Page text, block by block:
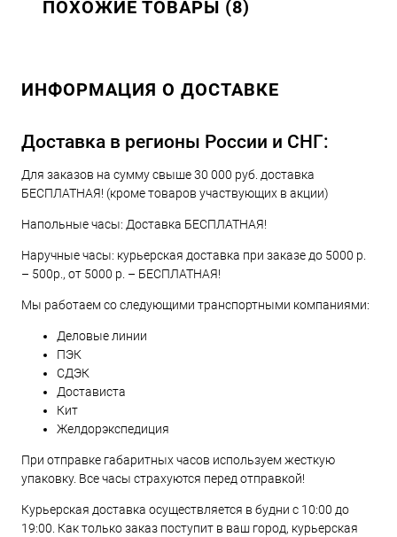
ПОХОЖИЕ ТОВАРЫ (8)
ИНФОРМАЦИЯ О ДОСТАВКЕ
Доставка в регионы России и СНГ:
Для заказов на сумму свыше 30 000 руб. доставка
БЕСПЛАТНАЯ! (кроме товаров участвующих в акции)
Напольные часы: Доставка БЕСПЛАТНАЯ!
Наручные часы: курьерская доставка при заказе до 5000 р.
– 500р., от 5000 р. – БЕСПЛАТНАЯ!
Мы работаем со следующими транспортными компаниями:
Деловые линии
ПЭК
СДЭК
Достависта
Кит
Желдорэкспедиция
При отправке габаритных часов используем жесткую
упаковку. Все часы страхуются перед отправкой!
Курьерская доставка осуществляется в будни с 10:00 до
19:00. Как только заказ поступит в ваш город, курьерская